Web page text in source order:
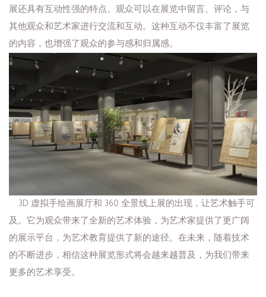
展还具有互动性强的特点。观众可以在展览中留言、评论，与
其他观众和艺术家进行交流和互动。这种互动不仅丰富了展览
的内容，也增强了观众的参与感和归属感。
3D 虚拟手绘画展厅和 360 全景线上展的出现，让艺术触手可
及。它为观众带来了全新的艺术体验，为艺术家提供了更广阔
的展示平台，为艺术教育提供了新的途径。在未来，随着技术
的不断进步，相信这种展览形式将会越来越普及，为我们带来
更多的艺术享受。